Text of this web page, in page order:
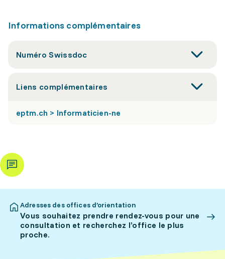
Informations complémentaires
Numéro Swissdoc
Liens complémentaires
eptm.ch > Informaticien-ne
Adresses des offices d’orientation
Vous souhaitez prendre rendez-vous pour une
consultation et recherchez l’office le plus
proche.